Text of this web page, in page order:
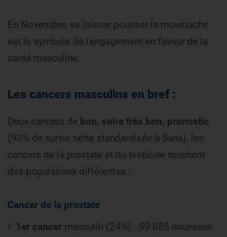
En Novembre, se laisser pousser la moustache
est le symbole de l'engagement en faveur de la
santé masculine.
Les cancers masculins en bref :
Deux cancers de bon, voire très bon, pronostic
(93% de survie nette standardisée à 5ans), les
cancers de la prostate et du testicule touchent
des populations différentes :
Cancer de la prostate
1er cancer masculin (24%) : 59 885 nouveaux